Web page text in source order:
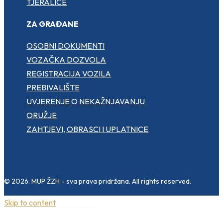
ZA GRAĐANE
OSOBNI DOKUMENTI
VOZAČKA DOZVOLA
REGISTRACIJA VOZILA
PREBIVALIŠTE
UVJERENJE O NEKAŽNJAVANJU
ORUŽJE
ZAHTJEVI, OBRASCI I UPLATNICE
© 2026. MUP ŽZH - sva prava pridržana. All rights reserved.
Skip to content